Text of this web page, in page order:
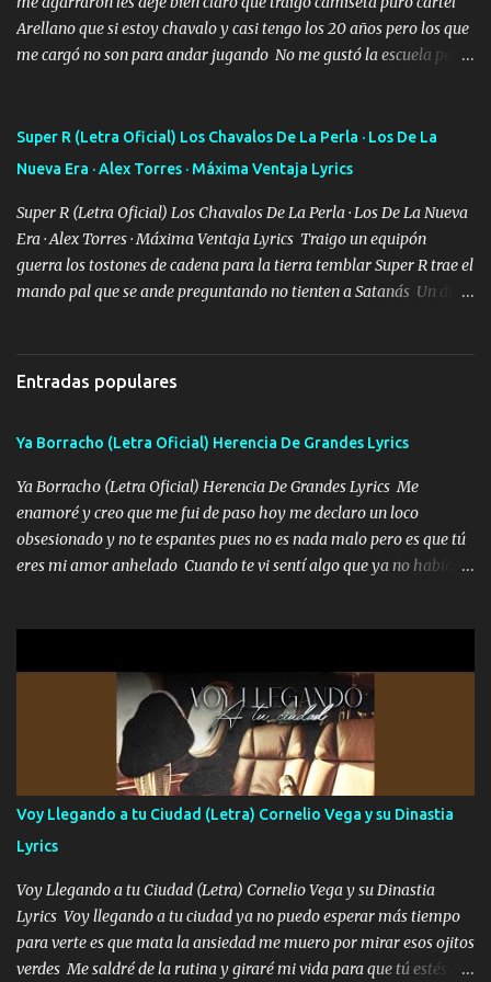
Arellano que si estoy chavalo y casi tengo los 20 años pero los que
me cargó no son para andar jugando No me gustó la escuela pero
firme el legado que si como me llamó varios ya se han preguntado
Yo Soy El De Las Pacas Sobrino Del Brazo Armad0 Con mi Glock
mando un abrazo andamos al cien Choritas también Música
Ando en la colonia bien acelerado traigo un M2 que nunca me ha
fallado para mi compadre mandó un fuerte abrazo también al
Especial sabe que lo apreciamos En los mejores antros me verán
lo que hablo Entre lob...
Super R (Letra Oficial) Los Chavalos De La Perla · Los De La
Nueva Era · Alex Torres · Máxima Ventaja Lyrics
Super R (Letra Oficial) Los Chavalos De La Perla · Los De La Nueva
Era · Alex Torres · Máxima Ventaja Lyrics Traigo un equipón
guerra los tostones de cadena para la tierra temblar Super R trae el
mando pal que se ande preguntando no tienten a Satanás Un día
si les voy a p'elear POR EL SEÑOR DE LOS GALLOS saben que la
vida damos ya se lo fui a demostrar por ahí me ven bien equipado
lo que se ofrezca con el UNO EL DOS Y EL TRES Y de la MB soy
buena pieza clave en el cartel aquí la firma ya saben cuál es que
quede claro SUPER R26 Música Lo enamorado nunca se me quita
traigo una que otra morrita y en la Urus la he de montar varias
trocas que me cuidan puro soldado su'icida no les tiembla pa tirar
A veces allá en la Perla si no me ve en la Sierra me muevo de aquí
Entradas populares
Ya Borracho (Letra Oficial) Herencia De Grandes Lyrics
Ya Borracho (Letra Oficial) Herencia De Grandes Lyrics Me
enamoré y creo que me fui de paso hoy me declaro un loco
obsesionado y no te espantes pues no es nada malo pero es que tú
eres mi amor anhelado Cuando te vi sentí algo que ya no había
cariño de mi alma Que pa febrero vendré frente a ti con mis
preguntas y digas que sí hacernos novios y verte feliz y muy
contenta como yo por ti Música Pregúntame qué es lo que me
enamora pa describirte unas cuantas horas también pregunta que
quiero contigo que seas dichosa al estar conmigo Y ya borracho
contéstame la llamada pa dedicarte unas bonitas palabras así
borracho me animo a decirte todo y puedo describirlo mucho que
me encantes Decirte que me siento muy feliz y emocionado por
tenerte aquí espero que quiera...
Voy Llegando a tu Ciudad (Letra) Cornelio Vega y su Dinastia
Lyrics
Voy Llegando a tu Ciudad (Letra) Cornelio Vega y su Dinastia
Lyrics Voy llegando a tu ciudad ya no puedo esperar más tiempo
para verte es que mata la ansiedad me muero por mirar esos ojitos
verdes Me saldré de la rutina y giraré mi vida para que tú estés en